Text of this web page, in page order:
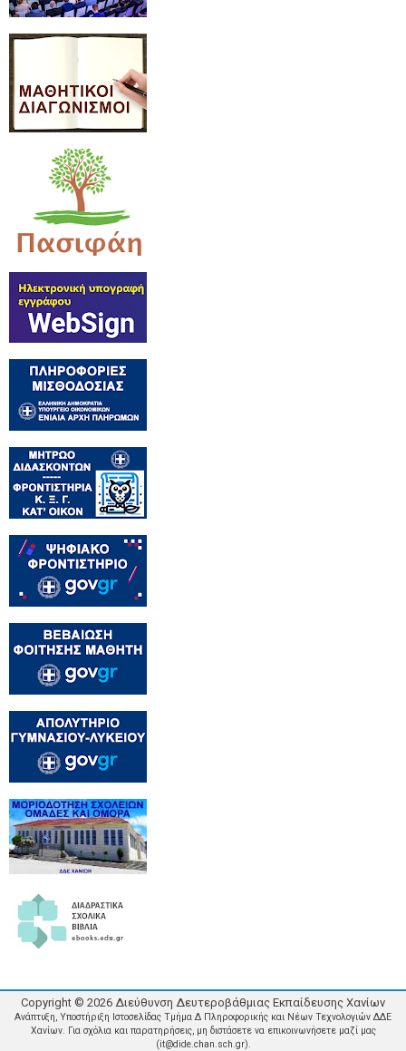
Copyright © 2026 Διεύθυνση Δευτεροβάθμιας Εκπαίδευσης Χανίων
Ανάπτυξη, Υποστήριξη Ιστοσελίδας Τμήμα Δ Πληροφορικής και Νέων Τεχνολογιών ΔΔΕ
Χανίων. Για σχόλια και παρατηρήσεις, μη διστάσετε να επικοινωνήσετε μαζί μας
(it@dide.chan.sch.gr).